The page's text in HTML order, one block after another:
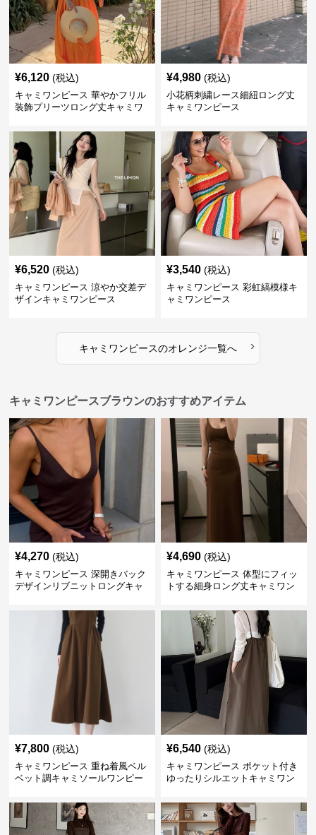
¥6,120 (税込)
キャミワンピース 華やかフリル
装飾プリーツロング丈キャミワ
¥4,980 (税込)
小花柄刺繍レース細紐ロング丈
キャミワンピース
¥6,520 (税込)
キャミワンピース 涼やか交差デ
ザインキャミワンピース
¥3,540 (税込)
キャミワンピース 彩虹縞模様キ
ャミワンピース
キャミワンピースのオレンジ一覧へ ›
キャミワンピースブラウンのおすすめアイテム
¥4,270 (税込)
キャミワンピース 深開きバック
デザインリブニットロングキャ
¥4,690 (税込)
キャミワンピース 体型にフィッ
トする細身ロング丈キャミワン
¥7,800 (税込)
キャミワンピース 重ね着風ベル
ベット調キャミソールワンピー
¥6,540 (税込)
キャミワンピース ポケット付き
ゆったりシルエットキャミワン